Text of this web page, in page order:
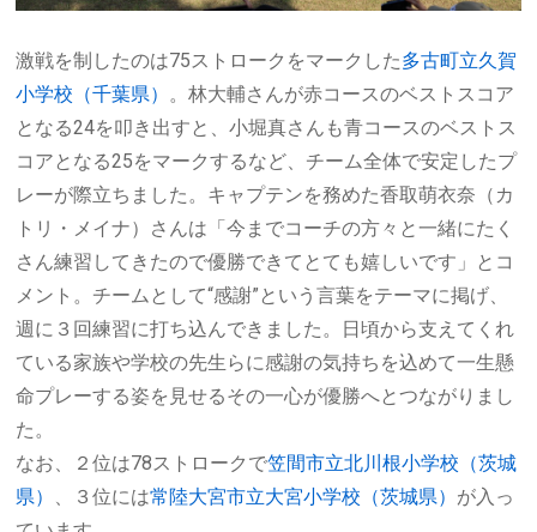
激戦を制したのは75ストロークをマークした多古町立久賀
小学校（千葉県） 。林大輔さんが赤コースのベストスコア
となる24を叩き出すと、小堀真さんも青コースのベストス
コアとなる25をマークするなど、チーム全体で安定したプ
レーが際立ちました。キャプテンを務めた香取萌衣奈（カ
トリ・メイナ）さんは「今までコーチの方々と一緒にたく
さん練習してきたので優勝できてとても嬉しいです」とコ
メント。チームとして“感謝”という言葉をテーマに掲げ、
週に３回練習に打ち込んできました。日頃から支えてくれ
ている家族や学校の先生らに感謝の気持ちを込めて一生懸
命プレーする姿を見せるその一心が優勝へとつながりまし
た。
なお、２位は78ストロークで笠間市立北川根小学校（茨城
県）
、３位には常陸大宮市立大宮小学校（茨城県） が入っ